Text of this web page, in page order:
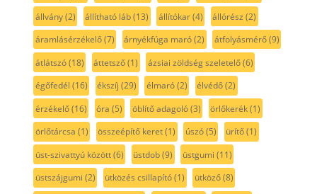
állvány(2) állítható láb(13) állítókar(4) állórész (2)
áramlásérzékelő(7) árnyékfúga maró(2) átfolyásmérő(9)
átlátszó(18) áttetsző(1) ázsiai zöldség szeletelő(6)
égőfedél (16) ékszíj (29) élmaró(2) élvédő(2)
érzékelő(16) óra (5) öblítő adagoló(3) örlőkerék(1)
örlőtárcsa (1) összeépítő keret(1) úszó(5) ürítő(1)
üst-szivattyú között(6) üstdob(9) üstgumi (11)
üstszájgumi (2) ütközés csillapító(1) ütköző(8)